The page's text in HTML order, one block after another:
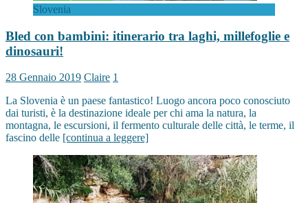
Slovenia
Bled con bambini: itinerario tra laghi, millefoglie e
dinosauri!
28 Gennaio 2019 Claire 1
La Slovenia è un paese fantastico! Luogo ancora poco conosciuto
dai turisti, è la destinazione ideale per chi ama la natura, la
montagna, le escursioni, il fermento culturale delle città, le terme, il
fascino delle [continua a leggere]